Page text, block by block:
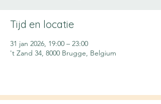
Tijd en locatie
31 jan 2026, 19:00 – 23:00
't Zand 34, 8000 Brugge, Belgium